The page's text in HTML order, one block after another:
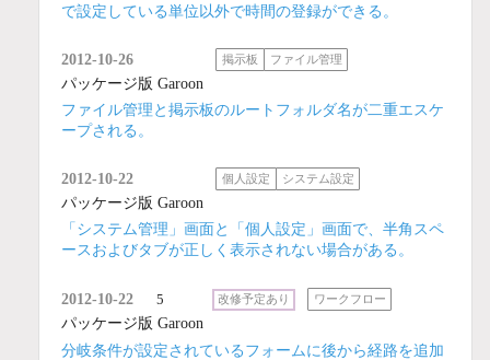
で設定している単位以外で時間の登録ができる。
2012-10-26 掲示板 ファイル管理
パッケージ版 Garoon
ファイル管理と掲示板のルートフォルダ名が二重エスケ
ープされる。
2012-10-22 個人設定 システム設定
パッケージ版 Garoon
「システム管理」画面と「個人設定」画面で、半角スペ
ースおよびタブが正しく表示されない場合がある。
2012-10-22 5 改修予定あり ワークフロー
パッケージ版 Garoon
分岐条件が設定されているフォームに後から経路を追加